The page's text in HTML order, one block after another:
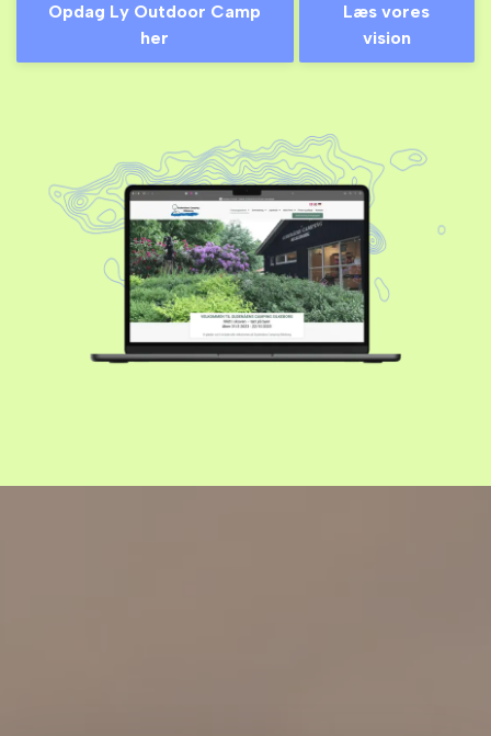
Opdag Ly Outdoor Camp
her
Læs vores
vision